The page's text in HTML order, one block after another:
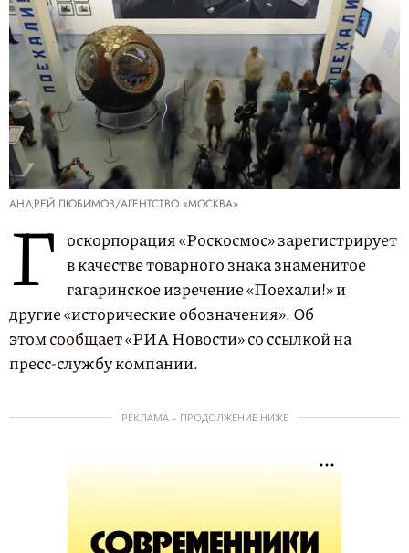
АНДРЕЙ ЛЮБИМОВ/АГЕНТСТВО «МОСКВА»
Г оскорпорация «Роскосмос» зарегистрирует
в качестве товарного знака знаменитое
гагаринское изречение «Поехали!» и
другие «исторические обозначения». Об
этомсообщает«РИА Новости» со ссылкой на
пресс-службу компании.
РЕКЛАМА – ПРОДОЛЖЕНИЕ НИЖЕ